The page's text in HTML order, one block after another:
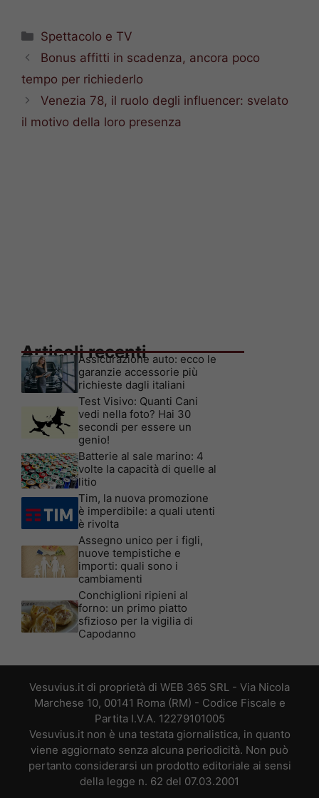
Categorie
Spettacolo e TV
Bonus affitti in scadenza, ancora poco
tempo per richiederlo
Venezia 78, il ruolo degli influencer: svelato
il motivo della loro presenza
Articoli recenti
Assicurazione auto: ecco le
garanzie accessorie più
richieste dagli italiani
Test Visivo: Quanti Cani
vedi nella foto? Hai 30
secondi per essere un
genio!
Batterie al sale marino: 4
volte la capacità di quelle al
litio
Tim, la nuova promozione
è imperdibile: a quali utenti
è rivolta
Assegno unico per i figli,
nuove tempistiche e
importi: quali sono i
cambiamenti
Conchiglioni ripieni al
forno: un primo piatto
sfizioso per la vigilia di
Capodanno
Vesuvius.it di proprietà di WEB 365 SRL - Via Nicola
Marchese 10, 00141 Roma (RM) - Codice Fiscale e
Partita I.V.A. 12279101005
Vesuvius.it non è una testata giornalistica, in quanto
viene aggiornato senza alcuna periodicità. Non può
pertanto considerarsi un prodotto editoriale ai sensi
della legge n. 62 del 07.03.2001